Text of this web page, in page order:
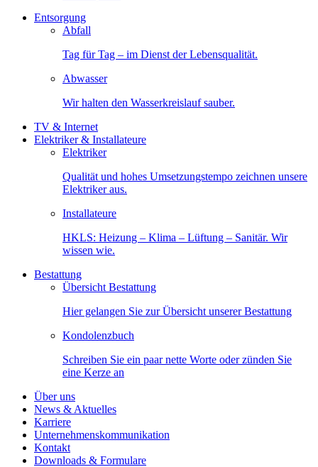
Entsorgung
Abfall
Tag für Tag – im Dienst der Lebensqualität.
Abwasser
Wir halten den Wasserkreislauf sauber.
TV & Internet
Elektriker & Installateure
Elektriker
Qualität und hohes Umsetzungstempo zeichnen unsere
Elektriker aus.
Installateure
HKLS: Heizung – Klima – Lüftung – Sanitär. Wir
wissen wie.
Bestattung
Übersicht Bestattung
Hier gelangen Sie zur Übersicht unserer Bestattung
Kondolenzbuch
Schreiben Sie ein paar nette Worte oder zünden Sie
eine Kerze an
Über uns
News & Aktuelles
Karriere
Unternehmenskommunikation
Kontakt
Downloads & Formulare